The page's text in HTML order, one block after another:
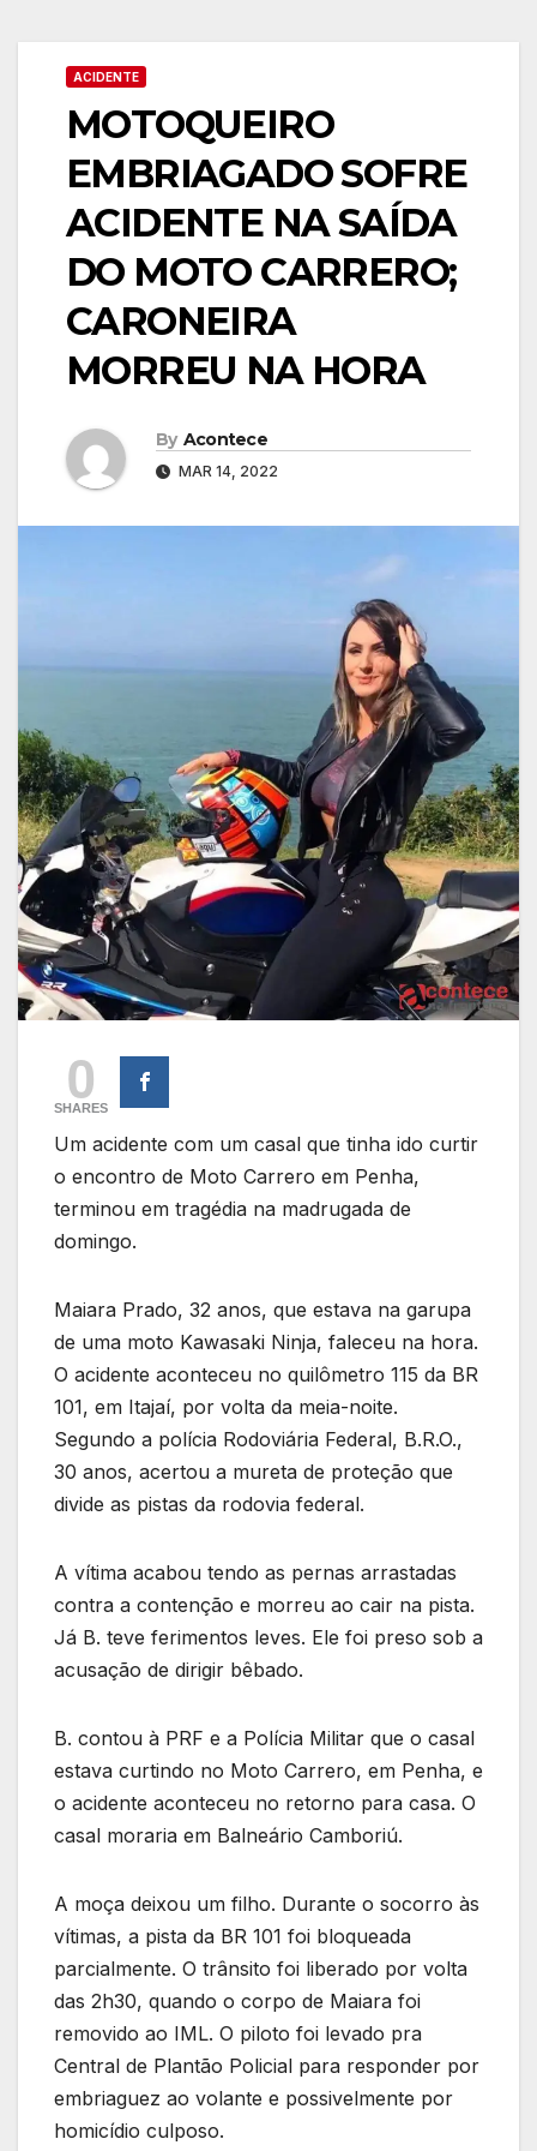
ACIDENTE
MOTOQUEIRO
EMBRIAGADO SOFRE
ACIDENTE NA SAÍDA
DO MOTO CARRERO;
CARONEIRA
MORREU NA HORA
By Acontece
MAR 14, 2022
0
SHARES
Um acidente com um casal que tinha ido curtir
o encontro de Moto Carrero em Penha,
terminou em tragédia na madrugada de
domingo.
Maiara Prado, 32 anos, que estava na garupa
de uma moto Kawasaki Ninja, faleceu na hora.
O acidente aconteceu no quilômetro 115 da BR
101, em Itajaí, por volta da meia-noite.
Segundo a polícia Rodoviária Federal, B.R.O.,
30 anos, acertou a mureta de proteção que
divide as pistas da rodovia federal.
A vítima acabou tendo as pernas arrastadas
contra a contenção e morreu ao cair na pista.
Já B. teve ferimentos leves. Ele foi preso sob a
acusação de dirigir bêbado.
B. contou à PRF e a Polícia Militar que o casal
estava curtindo no Moto Carrero, em Penha, e
o acidente aconteceu no retorno para casa. O
casal moraria em Balneário Camboriú.
A moça deixou um filho. Durante o socorro às
vítimas, a pista da BR 101 foi bloqueada
parcialmente. O trânsito foi liberado por volta
das 2h30, quando o corpo de Maiara foi
removido ao IML. O piloto foi levado pra
Central de Plantão Policial para responder por
embriaguez ao volante e possivelmente por
homicídio culposo.